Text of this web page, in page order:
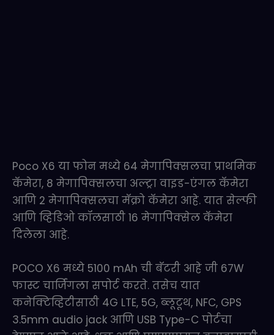
Poco X6 या फोन मध्ये 64 मेगापिक्सलचा प्राथमिक
कॅमेरा, 8 मेगापिक्सलचा अल्ट्रा वाइड-एंगल कॅमेरा
आणि 2 मेगापिक्सलचा मॅक्रो कॅमेरा आहे. यात सेल्फी
आणि व्हिडिओ कॉलसाठी 16 मेगापिक्सेल कॅमेरा
दिलेला आहे.
POCO X6 मध्ये 5100 mAh ची बॅटरी आहे जी 67W
फास्ट चार्जिंगला सपोर्ट करते. तसेच यात
कनेक्टिव्हिटीसाठी 4G LTE, 5G, ब्लूटूथ, NFC, GPS
3.5mm audio jack आणि USB Type-C पोर्टचा